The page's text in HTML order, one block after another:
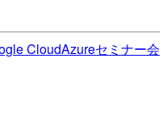
CloudAzureセミナー会